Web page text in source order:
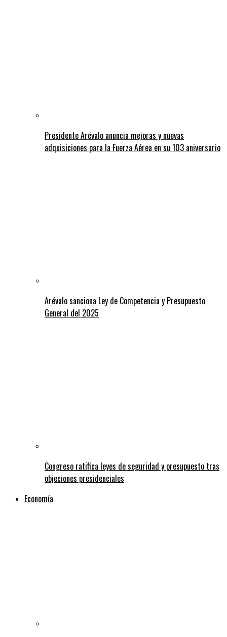
Presidente Arévalo anuncia mejoras y nuevas
adquisiciones para la Fuerza Aérea en su 103 aniversario
Arévalo sanciona Ley de Competencia y Presupuesto
General del 2025
Congreso ratifica leyes de seguridad y presupuesto tras
objeciones presidenciales
Economía